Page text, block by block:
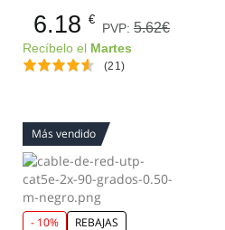
6.18 €
PVP: 5.62€
Recíbelo el Martes
(21)
Más vendido
- 10% REBAJAS